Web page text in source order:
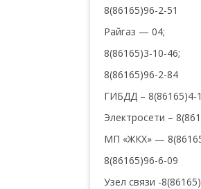
8(86165)96-2-51
Райгаз — 04;
8(86165)3-10-46;
8(86165)96-2-84
ГИБДД – 8(86165)4-
Электросети –
МП «ЖКХ» —
8(86165)96-6-09
Узел связи -